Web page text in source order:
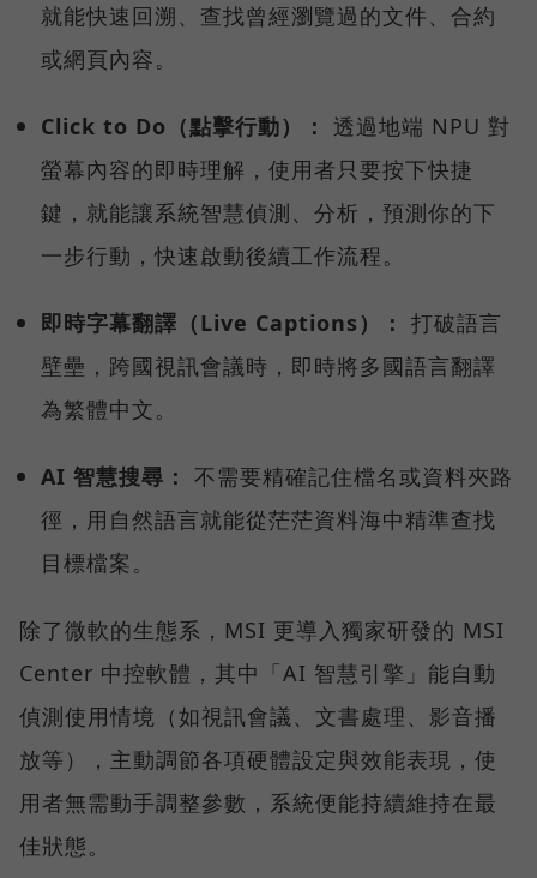
就能快速回溯、查找曾經瀏覽過的文件、合約
或網頁內容。
Click to Do（點擊行動）： 透過地端 NPU 對
螢幕內容的即時理解，使用者只要按下快捷
鍵，就能讓系統智慧偵測、分析，預測你的下
一步行動，快速啟動後續工作流程。
即時字幕翻譯（Live Captions）： 打破語言
壁壘，跨國視訊會議時，即時將多國語言翻譯
為繁體中文。
AI 智慧搜尋： 不需要精確記住檔名或資料夾路
徑，用自然語言就能從茫茫資料海中精準查找
目標檔案。
除了微軟的生態系，MSI 更導入獨家研發的 MSI
Center 中控軟體，其中「AI 智慧引擎」能自動
偵測使用情境（如視訊會議、文書處理、影音播
放等），主動調節各項硬體設定與效能表現，使
用者無需動手調整參數，系統便能持續維持在最
佳狀態。